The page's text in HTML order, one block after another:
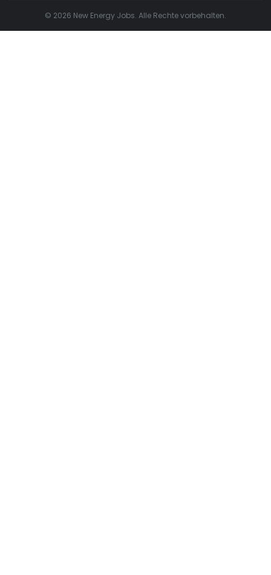
© 2026 New Energy Jobs. Alle Rechte vorbehalten.